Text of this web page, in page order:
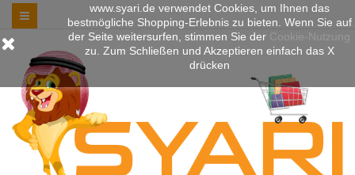
www.syari.de verwendet Cookies, um Ihnen das
bestmögliche Shopping-Erlebnis zu bieten. Wenn Sie auf
der Seite weitersurfen, stimmen Sie der Cookie-Nutzung
zu. Zum Schließen und Akzeptieren einfach das X
drücken